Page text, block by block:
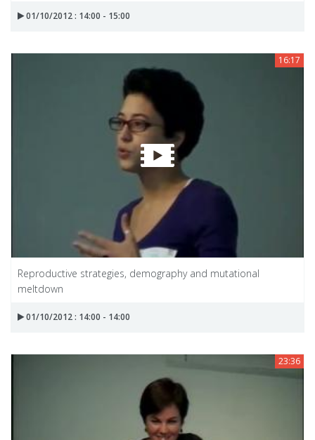
01/10/2012 : 14:00 - 15:00
16:17
Reproductive strategies, demography and mutational
meltdown
01/10/2012 : 14:00 - 14:00
23:36